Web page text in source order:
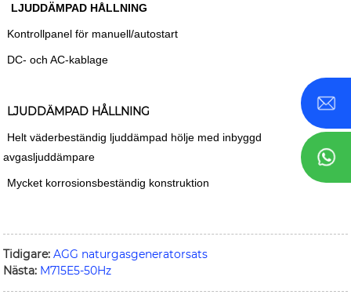
LJUDDÄMPAD HÅLLNING
Kontrollpanel för manuell/autostart
DC- och AC-kablage
LJUDDÄMPAD HÅLLNING
Helt väderbeständig ljuddämpad hölje med inbyggd
avgasljuddämpare
Mycket korrosionsbeständig konstruktion
Tidigare: AGG naturgasgeneratorsats
Nästa: M715E5-50Hz